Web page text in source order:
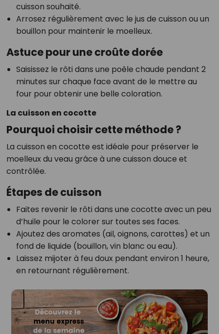
cuisson souhaité.
Arrosez régulièrement avec le jus de cuisson ou un
bouillon pour maintenir le moelleux.
Astuce pour une croûte dorée
Saisissez le rôti dans une poêle chaude pendant 2
minutes sur chaque face avant de le mettre au
four pour obtenir une belle coloration.
La cuisson en cocotte
Pourquoi choisir cette méthode ?
La cuisson en cocotte est idéale pour préserver le
moelleux du veau grâce à une cuisson douce et
contrôlée.
Étapes de cuisson
Faites revenir le rôti dans une cocotte avec un peu
d’huile pour le colorer sur toutes ses faces.
Ajoutez des aromates (ail, oignons, carottes) et un
fond de liquide (bouillon, vin blanc ou eau).
Laissez mijoter à feu doux pendant environ 1 heure,
en retournant régulièrement.